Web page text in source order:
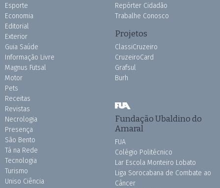
Esporte
Economia
Editorial
Exterior
Guia Saúde
Informação Livre
Magnus Futsal
Motor
Pets
Receitas
Revistas
Necrologia
Presença
São Bento
Tá na Rede
Tecnologia
Turismo
Uniso Ciência
Repórter Cidadão
Trabalhe Conosco
Projetos
ClassiCruzeiro
CruzeiroCard
Grafsul
Burh
Fundação Ubaldino do
Amaral
FUA
Colégio Politécnico
Lar Escola Monteiro Lobato
Liga Sorocabana de Combate ao
Câncer